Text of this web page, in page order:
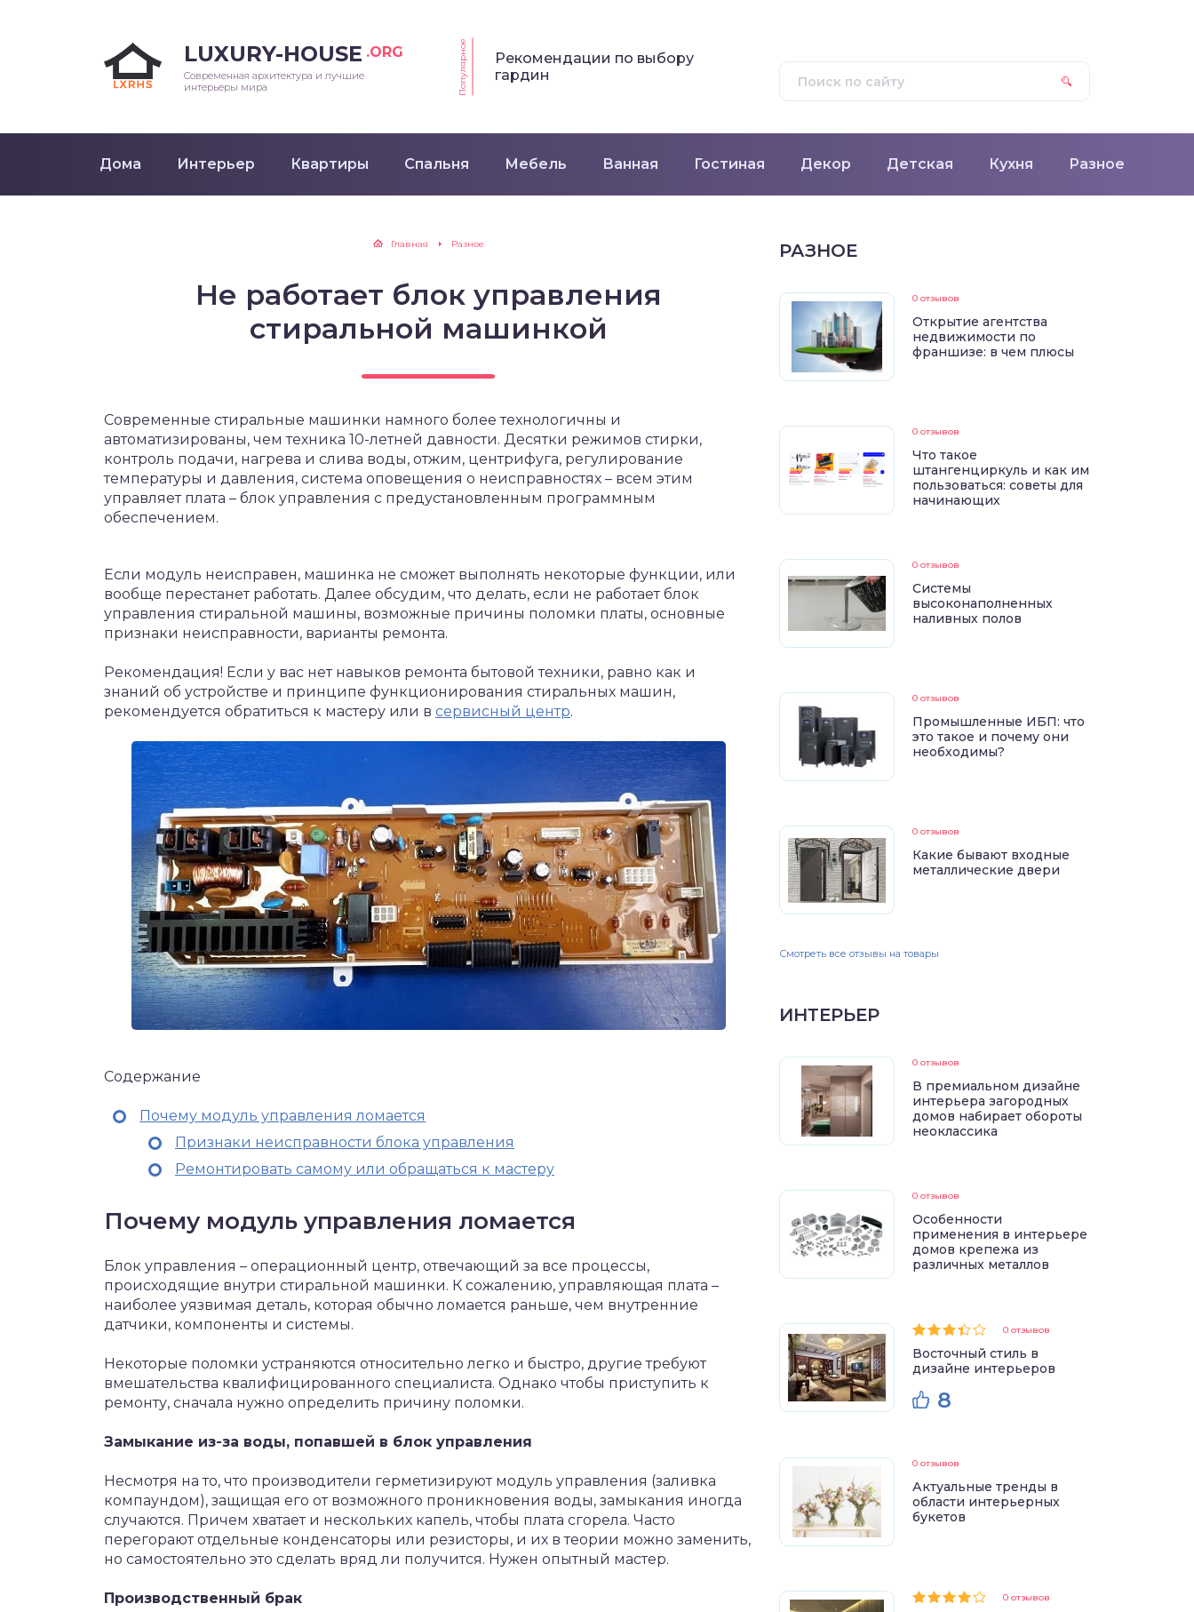
LUXURY-HOUSE .ORG
Современная архитектура и лучшие
интерьеры мира
Популярное
Рекомендации по выбору
гардин
Дома Интерьер Квартиры Спальня Мебель Ванная Гостиная Декор Детская Кухня Разное
Главная Разное
Не работает блок управления
стиральной машинкой
Современные стиральные машинки намного более технологичны и
автоматизированы, чем техника 10-летней давности. Десятки режимов стирки,
контроль подачи, нагрева и слива воды, отжим, центрифуга, регулирование
температуры и давления, система оповещения о неисправностях – всем этим
управляет плата – блок управления с предустановленным программным
обеспечением.
Если модуль неисправен, машинка не сможет выполнять некоторые функции, или
вообще перестанет работать. Далее обсудим, что делать, если не работает блок
управления стиральной машины, возможные причины поломки платы, основные
признаки неисправности, варианты ремонта.
Рекомендация! Если у вас нет навыков ремонта бытовой техники, равно как и
знаний об устройстве и принципе функционирования стиральных машин,
рекомендуется обратиться к мастеру или в сервисный центр.
Содержание
Почему модуль управления ломается
Признаки неисправности блока управления
Ремонтировать самому или обращаться к мастеру
Почему модуль управления ломается
Блок управления – операционный центр, отвечающий за все процессы,
происходящие внутри стиральной машинки. К сожалению, управляющая плата –
наиболее уязвимая деталь, которая обычно ломается раньше, чем внутренние
датчики, компоненты и системы.
Некоторые поломки устраняются относительно легко и быстро, другие требуют
вмешательства квалифицированного специалиста. Однако чтобы приступить к
ремонту, сначала нужно определить причину поломки.
Замыкание из-за воды, попавшей в блок управления
Несмотря на то, что производители герметизируют модуль управления (заливка
компаундом), защищая его от возможного проникновения воды, замыкания иногда
случаются. Причем хватает и нескольких капель, чтобы плата сгорела. Часто
перегорают отдельные конденсаторы или резисторы, и их в теории можно заменить,
но самостоятельно это сделать вряд ли получится. Нужен опытный мастер.
Производственный брак
РАЗНОЕ
0 отзывов
Открытие агентства
недвижимости по
франшизе: в чем плюсы
0 отзывов
Что такое
штангенциркуль и как им
пользоваться: советы для
начинающих
0 отзывов
Системы
высоконаполненных
наливных полов
0 отзывов
Промышленные ИБП: что
это такое и почему они
необходимы?
0 отзывов
Какие бывают входные
металлические двери
Смотреть все отзывы на товары
ИНТЕРЬЕР
0 отзывов
В премиальном дизайне
интерьера загородных
домов набирает обороты
неоклассика
0 отзывов
Особенности
применения в интерьере
домов крепежа из
различных металлов
0 отзывов
Восточный стиль в
дизайне интерьеров
8
0 отзывов
Актуальные тренды в
области интерьерных
букетов
0 отзывов